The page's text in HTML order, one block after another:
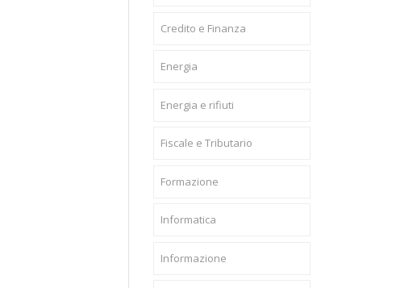
Credito e Finanza
Energia
Energia e rifiuti
Fiscale e Tributario
Formazione
Informatica
Informazione